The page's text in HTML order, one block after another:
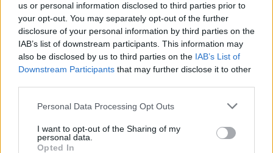
us or personal information disclosed to third parties prior to
your opt-out. You may separately opt-out of the further
disclosure of your personal information by third parties on the
IAB’s list of downstream participants. This information may
also be disclosed by us to third parties on the IAB’s List of
Downstream Participants that may further disclose it to other
Personal Data Processing Opt Outs
I want to opt-out of the Sharing of my
personal data.
Opted In
Όσα νιώθουν και βιώνουν οι
κάτοικοι της Σαντορίνης: Ο
κίνδυνος του μετατραυματικού
στρες
17 Φεβρουαρίου 2025
2 3